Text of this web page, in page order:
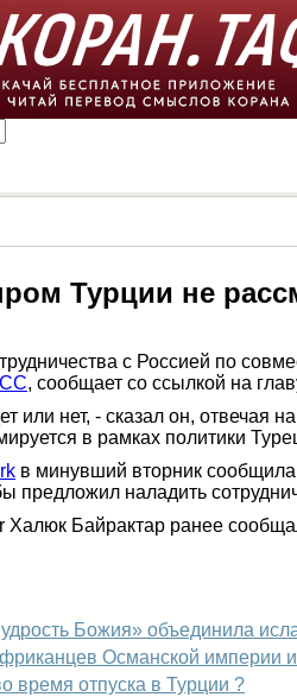
Турции не
с Россией по
, сообщает со ссылкой на
или нет, - сказал он, отвечая
в рамках политики
в минувший вторник
предложил наладить
Халюк Байрактар ранее
Божия» объединила
Османской империи
время отпуска в Турции ?